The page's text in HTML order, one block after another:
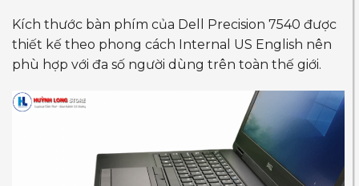
Kích thước bàn phím của Dell Precision 7540 được
thiết kế theo phong cách Internal US English nên
phù hợp với đa số người dùng trên toàn thế giới.